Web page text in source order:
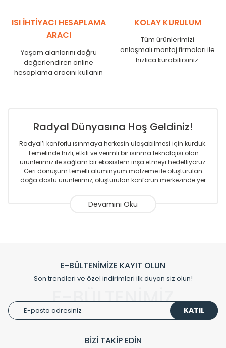
ISI İHTİYACI HESAPLAMA
ARACI
Yaşam alanlarını doğru
değerlendiren online
hesaplama aracını kullanın
KOLAY KURULUM
Tüm ürünlerimizi
anlaşmalı montaj firmaları ile
hızlıca kurabilirsiniz.
Radyal Dünyasına Hoş Geldiniz!
Radyal’i konforlu ısınmaya herkesin ulaşabilmesi için kurduk.
Temelinde hızlı, etkili ve verimli bir ısınma teknolojisi olan
ürünlerimiz ile sağlam bir ekosistem inşa etmeyi hedefliyoruz.
Geri dönüşüm temelli alüminyum malzeme ile oluşturulan
doğa dostu ürünlerimiz, oluşturulan konforun merkezinde yer
Sizlere sunmakta olduğumuz Alüminyum Radyatör ve
gurur duymaktadır. Avrupa’ya yapmakta olduğu ihracat ile
de ürünlerinde sadece tasarımın ön planda olmadığını aynı
zamanda kalite olarak ta en üst seviyede olduğunu
Çevreci ve yeşil enerji yaklaşımlarıyla ve sıfır karbon ayak izi
hedefiyle üretim yapan Radyal çevreye duyarlı üretim
E-BÜLTENİMİZE KAYIT OLUN
Son trendleri ve özel indirimleri ilk duyan siz olun!
E-BÜLTENİMİZ KATIL
BİZİ TAKİP EDİN